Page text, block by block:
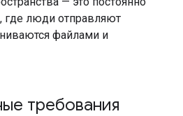
где люди отправляют
файлами и
требования